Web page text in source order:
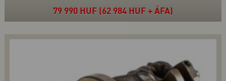
79 990 HUF (62 984 HUF + ÁFA)